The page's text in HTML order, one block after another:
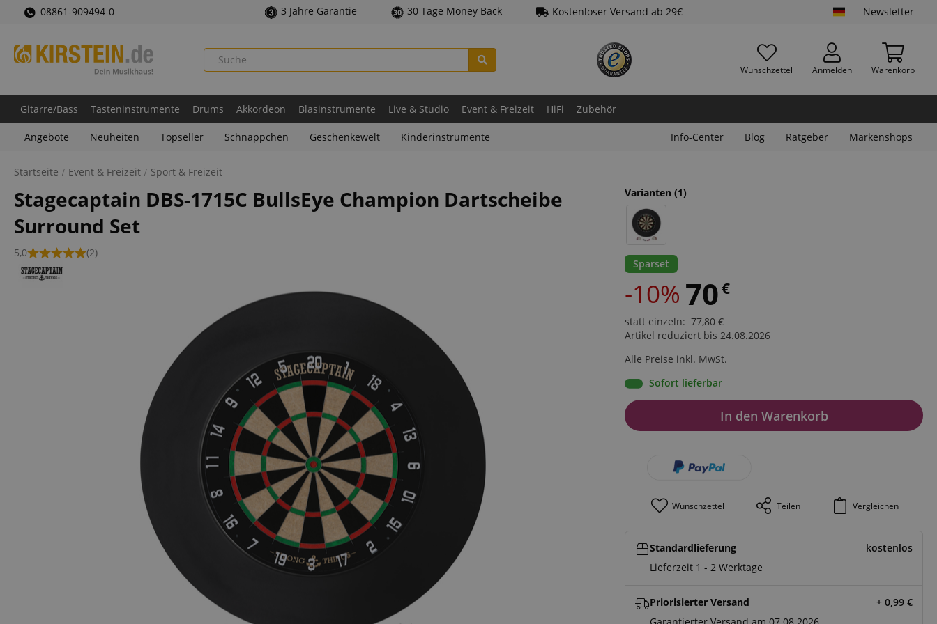
08861-909494-0 3 Jahre Garantie 30 Tage Money Back Kostenloser Versand ab 29€ Newsletter
Wunschzettel Anmelden Warenkorb
Gitarre/Bass Tasteninstrumente Drums Akkordeon Blasinstrumente Live & Studio Event & Freizeit HiFi Zubehör
Angebote Neuheiten Topseller Schnäppchen Geschenkewelt Kinderinstrumente Info-Center Blog Ratgeber Markenshops
Startseite Event & Freizeit Sport & Freizeit
Stagecaptain DBS-1715C BullsEye Champion Dartscheibe
Surround Set
5,0 (2)
Varianten (1)
Sparset
-10% 70€
statt einzeln: 77,80 €
Artikel reduziert bis 24.08.2026
Alle Preise inkl. MwSt.
Sofort lieferbar
In den Warenkorb
Wunschzettel Teilen Vergleichen
Standardlieferung
kostenlos
Lieferzeit 1 - 2 Werktage
Priorisierter Versand + 0,99 €